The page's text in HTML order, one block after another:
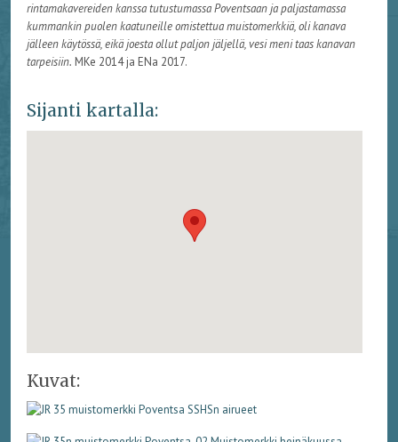
rintamakavereiden kanssa tutustumassa Poventsaan ja paljastamassa
kummankin puolen kaatuneille omistettua muistomerkkiä, oli kanava
jälleen käytössä, eikä joesta ollut paljon jäljellä, vesi meni taas kanavan
tarpeisiin. MKe 2014 ja ENa 2017.
Sijanti kartalla:
Kuvat: